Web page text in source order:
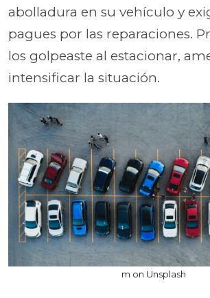
abolladura en su vehículo y
pagues por las reparaciones.
los golpeaste al estacionar,
intensificar la situación.
m on Unsplash